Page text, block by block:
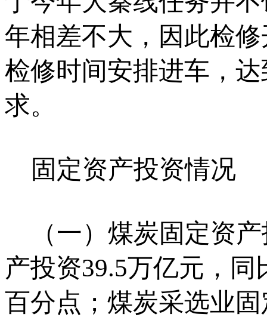
年相差不大，因此检
检修时间安排进车，
求。
固定资产投资情况
（一）煤炭固定资产
产投资39.5万亿元，
百分点；煤炭采选业